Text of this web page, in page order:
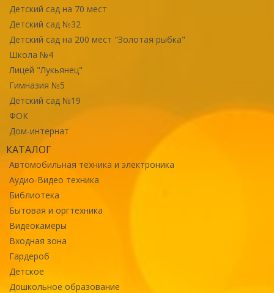
Детский сад на 70 мест
Детский сад №32
Детский сад на 200 мест "Золотая рыбка"
Школа №4
Лицей "Лукьянец"
Гимназия №5
Детский сад №19
ФОК
Дом-интернат
КАТАЛОГ
Автомобильная техника и электроника
Аудио-Видео техника
Библиотека
Бытовая и оргтехника
Видеокамеры
Входная зона
Гардероб
Детское
Дошкольное образование